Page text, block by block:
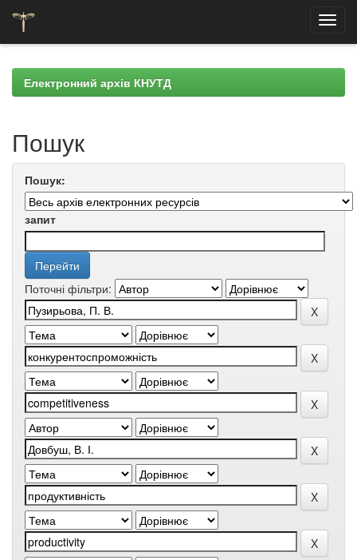
navigationЕлектронний архів КНУТД
Пошук
Пошук:
запит
Поточні фільтри: